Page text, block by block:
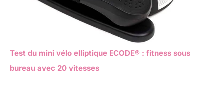
Test du mini vélo elliptique ECODE® : fitness sous
bureau avec 20 vitesses